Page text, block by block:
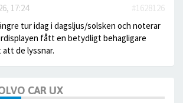
17:24
#1628126
tur idag i dagsljus/solsken och noterar
fått en betydligt behagligare
de lyssnar.
CAR UX